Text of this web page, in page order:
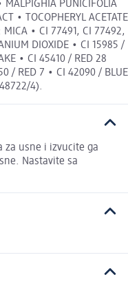
MALPIGHIA PUNICIFOLIA
• TOCOPHERYL ACETATE
• CI 77491, CI 77492,
DIOXIDE • CI 15985 /
• CI 45410 / RED 28
/ RED 7 • CI 42090 / BLUE
4).
za usne i izvucite ga
Nastavite sa